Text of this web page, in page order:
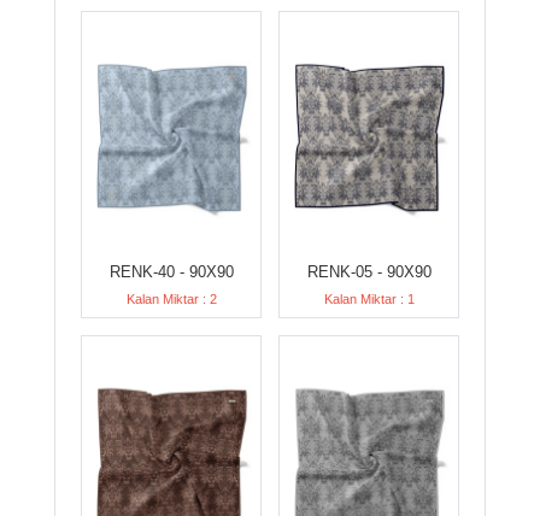
RENK-40 - 90X90
Kalan Miktar : 2
RENK-05 - 90X90
Kalan Miktar : 1